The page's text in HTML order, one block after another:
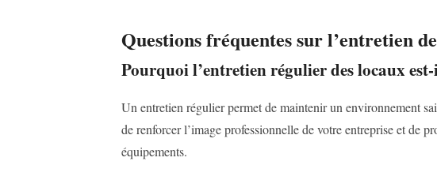
Questions fréquentes sur l’entretien
Pourquoi l’entretien régulier des locaux
Un entretien régulier permet de maintenir un environnement
de renforcer l’image professionnelle de votre entreprise et de
équipements.